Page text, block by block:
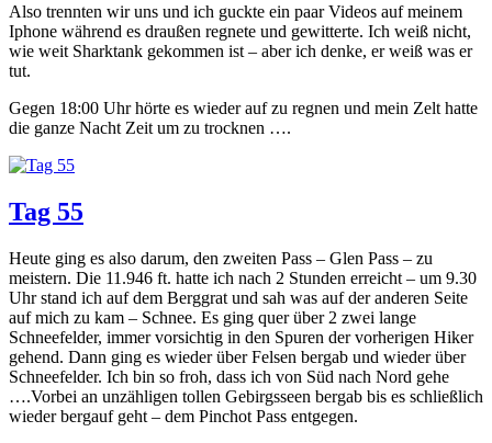
Also trennten wir uns und ich guckte ein paar Videos auf meinem
Iphone während es draußen regnete und gewitterte. Ich weiß nicht,
wie weit Sharktank gekommen ist – aber ich denke, er weiß was er
tut.
Gegen 18:00 Uhr hörte es wieder auf zu regnen und mein Zelt hatte
die ganze Nacht Zeit um zu trocknen ….
Tag 55
Heute ging es also darum, den zweiten Pass – Glen Pass – zu
meistern. Die 11.946 ft. hatte ich nach 2 Stunden erreicht – um 9.30
Uhr stand ich auf dem Berggrat und sah was auf der anderen Seite
auf mich zu kam – Schnee. Es ging quer über 2 zwei lange
Schneefelder, immer vorsichtig in den Spuren der vorherigen Hiker
gehend. Dann ging es wieder über Felsen bergab und wieder über
Schneefelder. Ich bin so froh, dass ich von Süd nach Nord gehe
….Vorbei an unzähligen tollen Gebirgsseen bergab bis es schließlich
wieder bergauf geht – dem Pinchot Pass entgegen.